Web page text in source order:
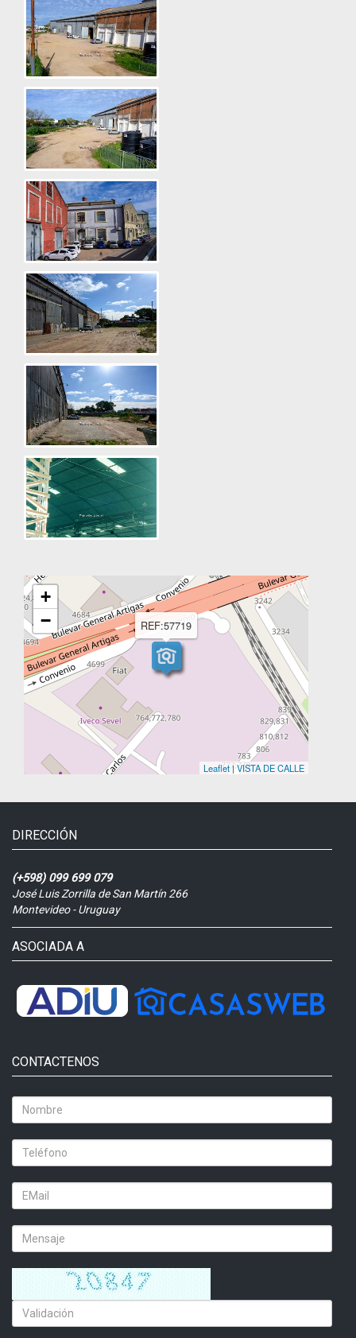
REF:57719
+
−
Leaflet|VISTA DE CALLE
DIRECCIÓN
(+598) 099 699 079
José Luis Zorrilla de San Martín 266
Montevideo - Uruguay
ASOCIADA A
CONTACTENOS